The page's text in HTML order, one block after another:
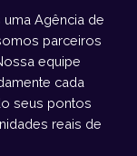
Agência de
parceiros
equipe
cada
seus pontos
reais de